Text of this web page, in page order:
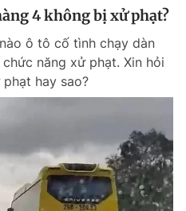
4 không bị xử phạt?
ô tô cố tình chạy dàn
năng xử phạt. Xin hỏi
hay sao?